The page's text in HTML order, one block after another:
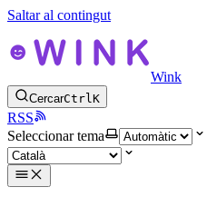
Saltar al contingut
Wink
CercarCtrlK
RSS
Seleccionar tema